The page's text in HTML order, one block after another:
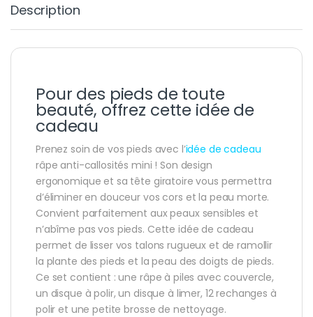
Description
Pour des pieds de toute
beauté, offrez cette idée de
cadeau
Prenez soin de vos pieds avec l’idée de cadeau
râpe anti-callosités mini ! Son design
ergonomique et sa tête giratoire vous permettra
d’éliminer en douceur vos cors et la peau morte.
Convient parfaitement aux peaux sensibles et
n’abîme pas vos pieds. Cette idée de cadeau
permet de lisser vos talons rugueux et de ramollir
la plante des pieds et la peau des doigts de pieds.
Ce set contient : une râpe à piles avec couvercle,
un disque à polir, un disque à limer, 12 rechanges à
polir et une petite brosse de nettoyage.